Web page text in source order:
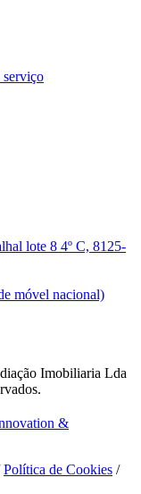
serviço
lote 8 4º C, 8125-
móvel nacional)
Imobiliaria Lda
&
Política de Cookies /